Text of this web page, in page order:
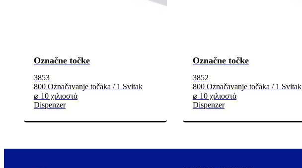
Označne točke
3853
800 Označavanje točaka / 1 Svitak
⌀ 10 χιλιοστά
Dispenzer
Označne točke
3852
800 Označavanje točaka / 1 Svitak
⌀ 10 χιλιοστά
Dispenzer